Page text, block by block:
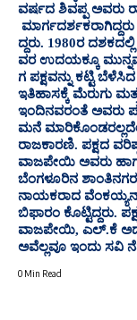
ವರ್ಷದ ಶಿವಪ್ಪ ಅವರು
ಮಾರ್ಗದರ್ಶಕರಾಗಿದ್ದರು
ದ್ದರು. 1980ರ
ವರ ಉದಯಕ್ಕೂ
ಗ ಪಕ್ಷವನ್ನು ಕಟ್ಟಿ
ಇತಿಹಾಸಕ್ಕೆ ಮೆರುಗು
ಇಂದಿನವರಂತೆ ಅವರು
ಮನೆ
ರಾಜಕಾರಣಿ. ಪಕ್ಷದ
ವಾಜಪೇಯಿ ಅವರು ಹಾಗ
ಬೆಂಗಳೂರಿನ
ನಾಯಕರಾದ
ಬಿಫಾರಂ ಕೊಟ್ಟಿದ್ದರು.
ವಾಜಪೇಯಿ, ಎಲ್.ಕೆ
ಅವೆಲ್ಲವೂ ಇಂದು ಸವಿ
0 Min Read